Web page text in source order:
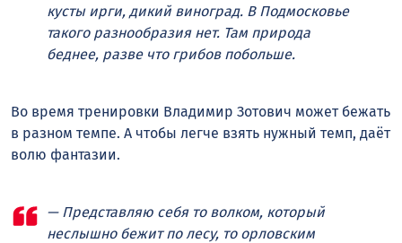
кусты ирги, дикий виноград. В Подмосковье
такого разнообразия нет. Там природа
беднее, разве что грибов побольше.
Во время тренировки Владимир Зотович может бежать
в разном темпе. А чтобы легче взять нужный темп, даёт
волю фантазии.
— Представляю себя то волком, который
неслышно бежит по лесу, то орловским